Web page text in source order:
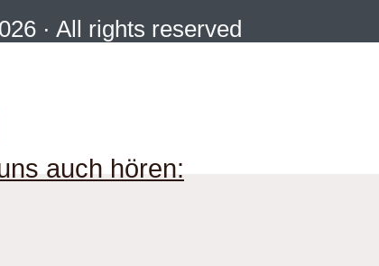
auch hören:
· All rights reserved